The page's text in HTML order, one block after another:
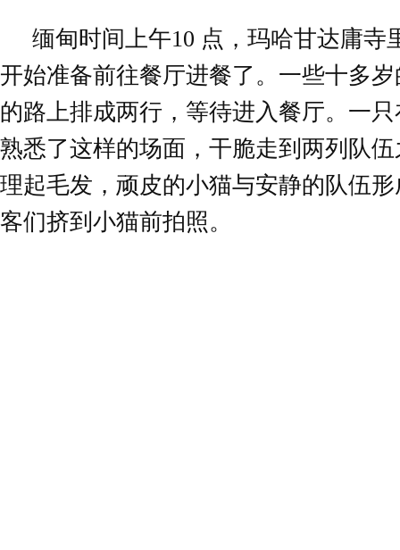
缅甸时间上午10 点，玛哈甘达庸寺
开始准备前往餐厅进餐了。一些十多
的路上排成两行，等待进入餐厅。一
熟悉了这样的场面，干脆走到两列队
理起毛发，顽皮的小猫与安静的队伍
客们挤到小猫前拍照。